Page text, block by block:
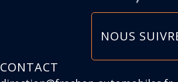
NOUS
CONTACT